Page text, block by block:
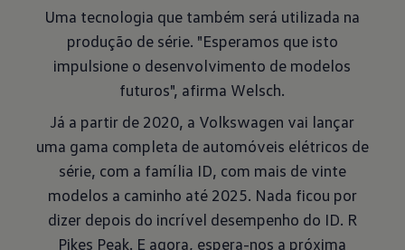
Uma tecnologia que também será utilizada na
produção de série. "Esperamos que isto
impulsione o desenvolvimento de modelos
futuros", afirma Welsch.
Já a partir de 2020, a Volkswagen vai lançar
uma gama completa de automóveis elétricos de
série, com a família ID, com mais de vinte
modelos a caminho até 2025. Nada ficou por
dizer depois do incrível desempenho do ID. R
Pikes Peak. E agora, espera-nos a próxima